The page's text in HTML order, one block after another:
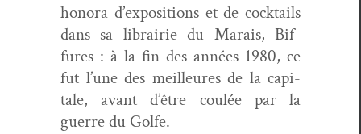
hon­o­ra d’expositions et de cock­tails
dans sa librairie du Marais, Bif­
fures : à la fin des années 1980, ce
fut l’une des meilleures de la cap­i­
tale, avant d’être coulée par la
guerre du Golfe.